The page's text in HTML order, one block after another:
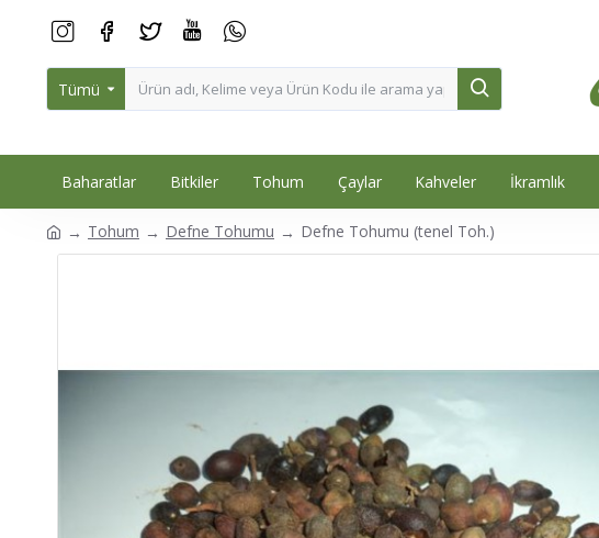
Tümü
Baharatlar Bitkiler Tohum Çaylar Kahveler İkramlık
Tohum Defne Tohumu Defne Tohumu (tenel Toh.)